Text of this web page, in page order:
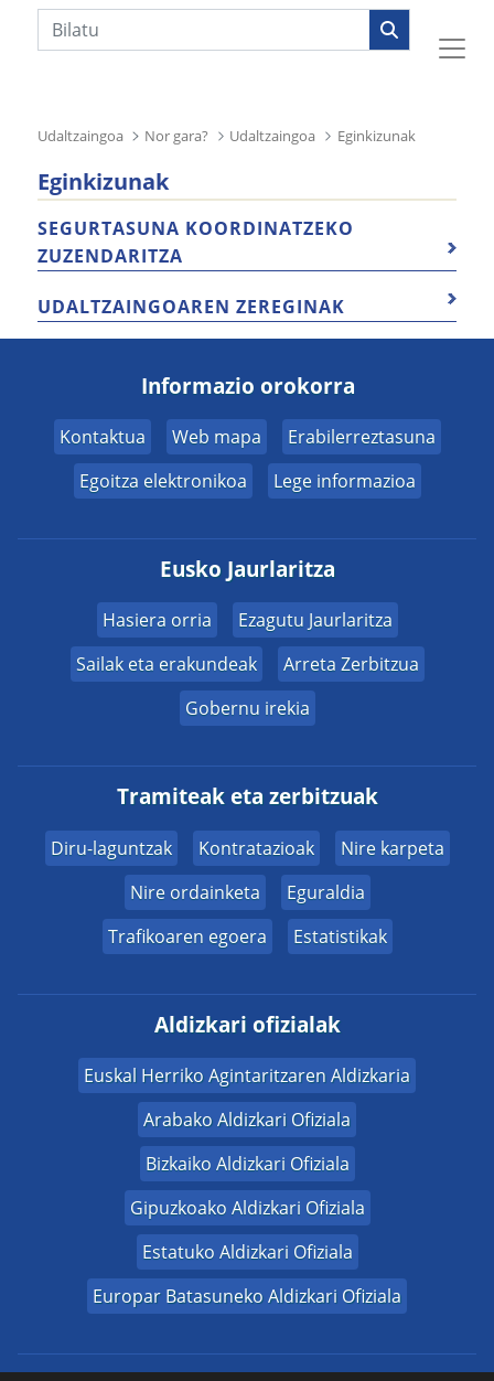
Bilaketa
Udaltzaingoa Nor gara? Udaltzaingoa Eginkizunak
Eginkizunak
SEGURTASUNA KOORDINATZEKO
ZUZENDARITZA
UDALTZAINGOAREN ZEREGINAK
Informazio orokorra
Kontaktua Web mapa
Erabilerreztasuna
Egoitza elektronikoa
Lege informazioa
Eusko Jaurlaritza
Hasiera orria
Ezagutu Jaurlaritza
Sailak eta erakundeak
Arreta Zerbitzua
Gobernu irekia
Tramiteak eta zerbitzuak
Diru-laguntzak Kontratazioak
Nire karpeta
Nire ordainketa
Eguraldia
Trafikoaren egoera
Estatistikak
Aldizkari ofizialak
Euskal Herriko Agintaritzaren Aldizkaria
Arabako Aldizkari Ofiziala
Bizkaiko Aldizkari Ofiziala
Gipuzkoako Aldizkari Ofiziala
Estatuko Aldizkari Ofiziala
Europar Batasuneko Aldizkari Ofiziala